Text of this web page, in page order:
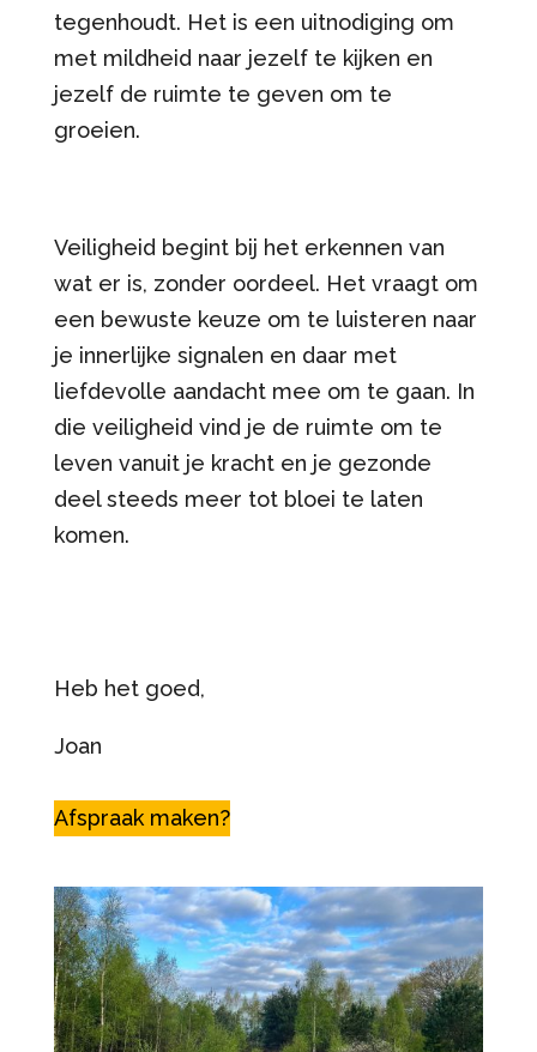
tegenhoudt. Het is een uitnodiging om
met mildheid naar jezelf te kijken en
jezelf de ruimte te geven om te
groeien.
Veiligheid begint bij het erkennen van
wat er is, zonder oordeel. Het vraagt om
een bewuste keuze om te luisteren naar
je innerlijke signalen en daar met
liefdevolle aandacht mee om te gaan. In
die veiligheid vind je de ruimte om te
leven vanuit je kracht en je gezonde
deel steeds meer tot bloei te laten
komen.
Heb het goed,
Joan
Afspraak maken?